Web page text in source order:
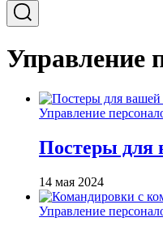
Управление
Управление
Постеры для
14 мая 2024
Управление